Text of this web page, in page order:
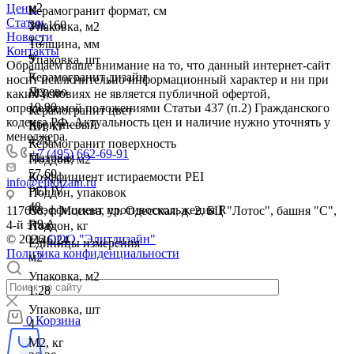
м2
Упаковка, м2
1.2
Упаковка, шт
5
М2, кг
19.90
Шт, кг
4.78
Поддон, м2
57.60
Поддон, упаковок
48
Поддон, кг
1146.24
Керамогранит формат, см
20х160
Толщина, мм
9
Керамогранит дизайн
Дерево
Керамогранит цвет
Коричневый
Керамогранит поверхность
Матовая
Коэффициент истираемости PEI
PEI IV
Коэффициент противоскольжения R
R9 A
Единицы измерения
м2
Упаковка, м2
1.28
Упаковка, шт
4
М2, кг
Цены
Статьи
Новости
Контакты
Обращаем ваше внимание на то, что данный интернет-сайт
носит исключительно информационный характер и ни при
каких условиях не является публичной офертой,
определяемой положениями Статьи 437 (п.2) Гражданского
кодекса РФ. Актуальность цен и наличие нужно уточнять у
менеджера.
+7 (495) 662-69-91
info@elitdizain.ru
117638, г. Москва, ул. Одесская, д. 2, БЦ "Лотос", башня "С",
4-й этаж
© 2026ООО "Элитдизайн"
Политика конфиденциальности
0 Корзина